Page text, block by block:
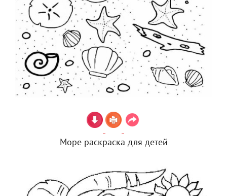
Море раскраска для детей